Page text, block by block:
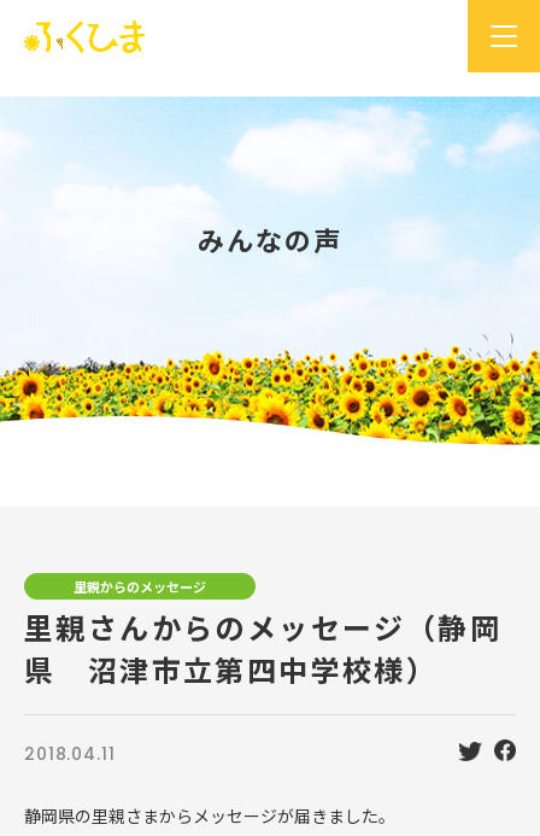
みんなの声
里親からのメッセージ
里親さんからのメッセージ（静岡
県 沼津市立第四中学校様）
2018.04.11
静岡県の里親さまからメッセージが届きました。